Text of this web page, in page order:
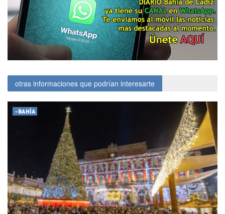
otras informaciones que podrían interesarte
-BAHÍA